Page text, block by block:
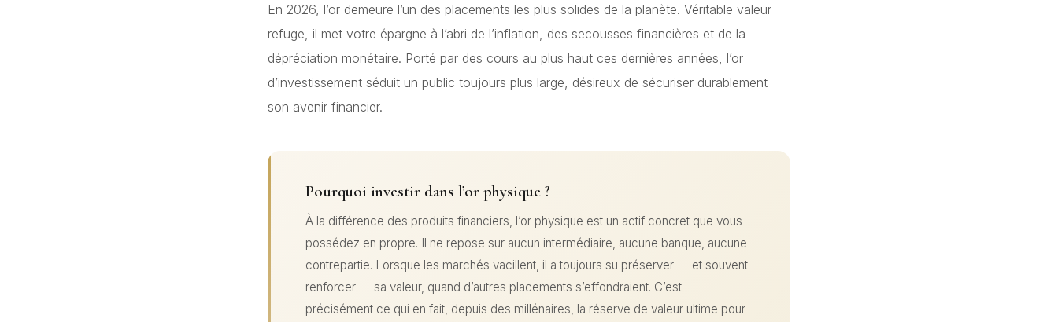
En 2026, l’or demeure l’un des placements les plus solides de la planète. Véritable valeur
refuge, il met votre épargne à l’abri de l’inflation, des secousses financières et de la
dépréciation monétaire. Porté par des cours au plus haut ces dernières années, l’or
d’investissement séduit un public toujours plus large, désireux de sécuriser durablement
son avenir financier.
Pourquoi investir dans l’or physique ?
À la différence des produits financiers, l’or physique est un actif concret que vous
possédez en propre. Il ne repose sur aucun intermédiaire, aucune banque, aucune
contrepartie. Lorsque les marchés vacillent, il a toujours su préserver — et souvent
renforcer — sa valeur, quand d’autres placements s’effondraient. C’est
précisément ce qui en fait, depuis des millénaires, la réserve de valeur ultime pour